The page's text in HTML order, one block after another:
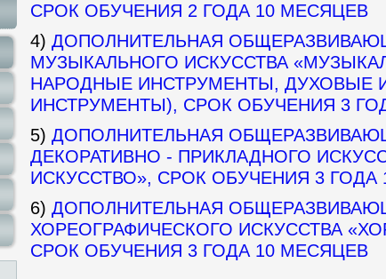
СРОК ОБУЧЕНИЯ 2 ГОДА 10 МЕСЯЦЕВ
4) ДОПОЛНИТЕЛЬНАЯ
МУЗЫКАЛЬНОГО ИСКУССТВА
НАРОДНЫЕ ИНСТРУМЕНТЫ, ДУХОВЫЕ
ИНСТРУМЕНТЫ), СРОК ОБУЧЕНИЯ 3
5) ДОПОЛНИТЕЛЬНАЯ
ДЕКОРАТИВНО - ПРИКЛАДНОГО
ИСКУССТВО», СРОК ОБУЧЕНИЯ 3 ГОДА
6) ДОПОЛНИТЕЛЬНАЯ
ХОРЕОГРАФИЧЕСКОГО ИСКУССТВА
СРОК ОБУЧЕНИЯ 3 ГОДА 10 МЕСЯЦЕВ